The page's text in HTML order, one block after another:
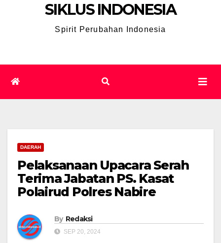
SIKLUS INDONESIA
Spirit Perubahan Indonesia
DAERAH
Pelaksanaan Upacara Serah
Terima Jabatan PS. Kasat
Polairud Polres Nabire
By Redaksi
SEP 20, 2024